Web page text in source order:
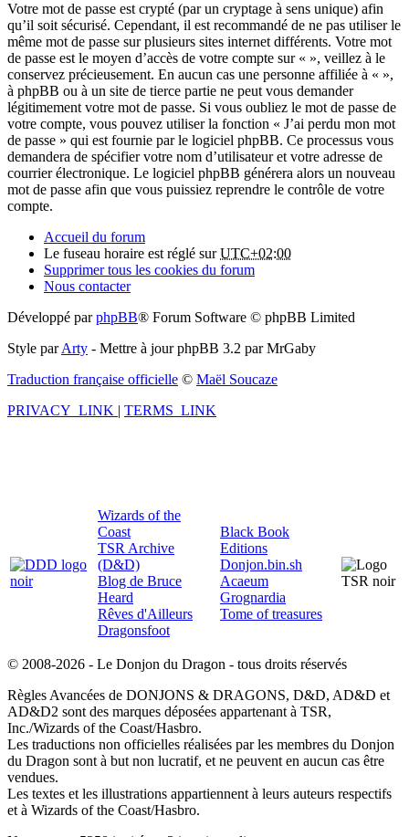
Votre mot de passe est crypté (par un cryptage à sens unique) afin
qu’il soit sécurisé. Cependant, il est recommandé de ne pas utiliser le
même mot de passe sur plusieurs sites internet différents. Votre mot
de passe est le moyen d’accès de votre compte sur « », veillez à le
conservez précieusement. En aucun cas une personne affiliée à « »,
à phpBB ou à un site de tierce partie ne peut vous demander
légitimement votre mot de passe. Si vous oubliez le mot de passe de
votre compte, vous pouvez utiliser la fonction « J’ai perdu mon mot
de passe » qui est fournie par le logiciel phpBB. Ce processus vous
demandera de spécifier votre nom d’utilisateur et votre adresse de
courrier électronique. Le logiciel phpBB générera alors un nouveau
mot de passe afin que vous puissiez reprendre le contrôle de votre
compte.
Accueil du forum
Le fuseau horaire est réglé surUTC+02:00
Supprimer tous les cookies du forum
Nous contacter
Développé parphpBB® Forum Software © phpBB Limited
Style parArty - Mettre à jour phpBB 3.2 par MrGaby
Traduction française officielle © Maël Soucaze
PRIVACY_LINK | TERMS_LINK
Wizards of the
Coast
TSR Archive
(D&D)
Blog de Bruce
Heard
Rêves d'Ailleurs
Dragonsfoot
Black Book
Editions
Donjon.bin.sh
Acaeum
Grognardia
Tome of treasures
© 2008-2026 - Le Donjon du Dragon - tous droits réservés
Règles Avancées de DONJONS & DRAGONS, D&D, AD&D et
AD&D2 sont des marques déposées appartenant à TSR,
Inc./Wizards of the Coast/Hasbro.
Les traductions non officielles réalisées par les membres du Donjon
du Dragon sont à but non lucratif, et ne peuvent en aucun cas être
vendues.
Les textes et les illustrations appartiennent à leurs auteurs respectifs
et à Wizards of the Coast/Hasbro.